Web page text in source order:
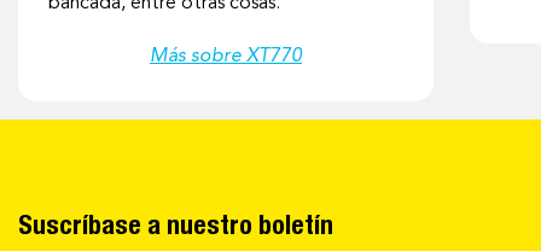
Más sobre XT770
Suscríbase a nuestro boletín